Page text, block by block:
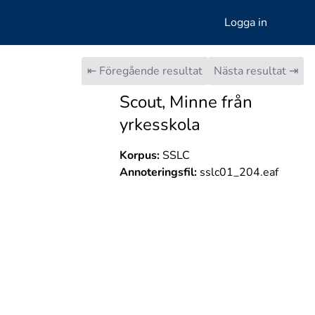
Logga in
⇤ Föregående resultat Nästa resultat ⇥
Scout, Minne från
yrkesskola
Korpus:SSLC
Annoteringsfil:sslc01_204.eaf